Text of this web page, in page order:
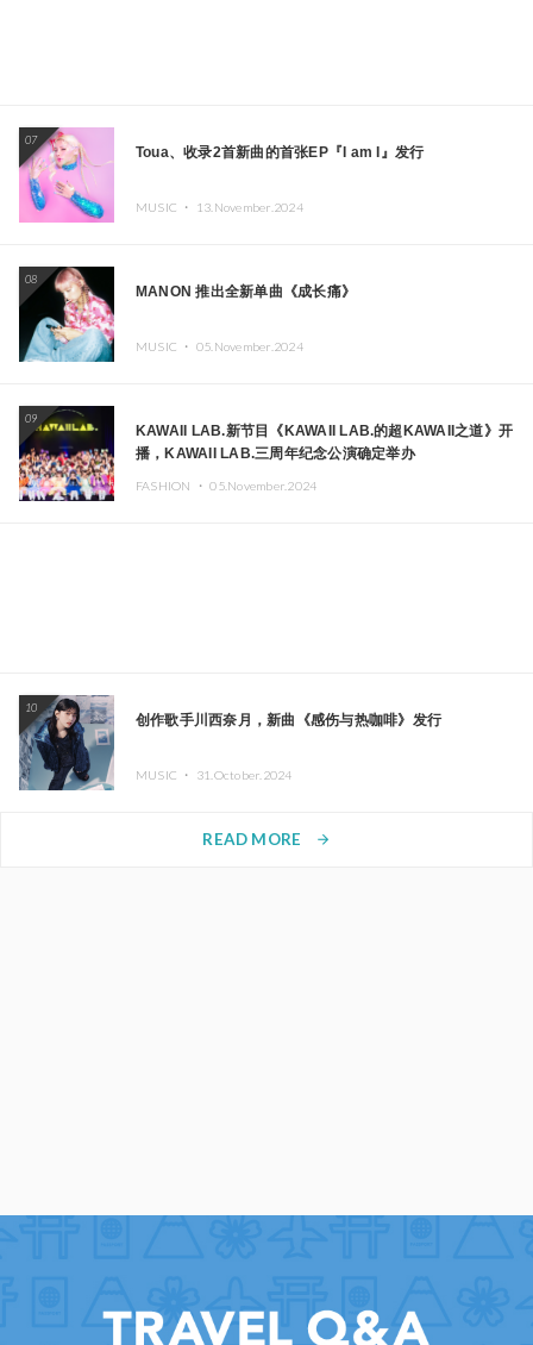
07
Toua、收录2首新曲的首张EP『I am I』发行
MUSIC ・ 13.November.2024
08
MANON 推出全新单曲《成长痛》
MUSIC ・ 05.November.2024
09
KAWAII LAB.新节目《KAWAII LAB.的超KAWAII之道》开
播，KAWAII LAB.三周年纪念公演确定举办
FASHION ・05.November.2024
10
创作歌手川西奈月，新曲《感伤与热咖啡》发行
MUSIC ・ 31.October.2024
READ MORE arrow_forward